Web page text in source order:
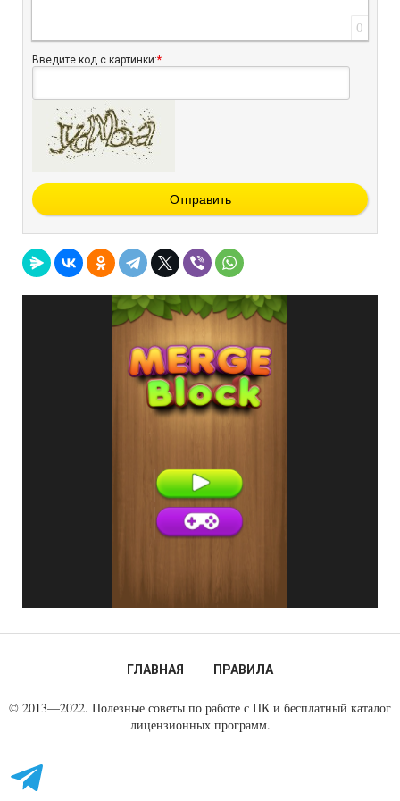
0
Введите код с картинки:*
Отправить
ГЛАВНАЯ ПРАВИЛА
© 2013—2022. Полезные советы по работе с ПК и бесплатный каталог
лицензионных программ.